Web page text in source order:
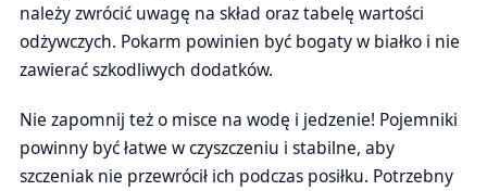
należy zwrócić uwagę na skład oraz tabelę wartości
odżywczych. Pokarm powinien być bogaty w białko i nie
zawierać szkodliwych dodatków.
Nie zapomnij też o misce na wodę i jedzenie! Pojemniki
powinny być łatwe w czyszczeniu i stabilne, aby
szczeniak nie przewrócił ich podczas posiłku. Potrzebny